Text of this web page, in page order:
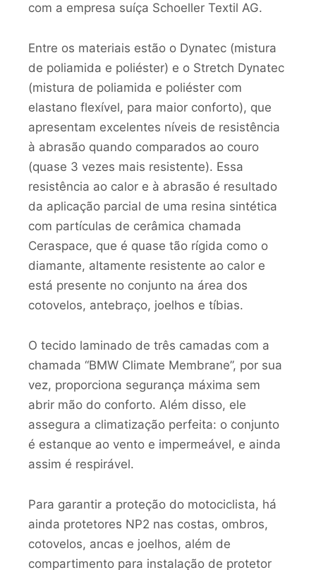
com a empresa suíça Schoeller Textil AG.
Entre os materiais estão o Dynatec (mistura
de poliamida e poliéster) e o Stretch Dynatec
(mistura de poliamida e poliéster com
elastano flexível, para maior conforto), que
apresentam excelentes níveis de resistência
à abrasão quando comparados ao couro
(quase 3 vezes mais resistente). Essa
resistência ao calor e à abrasão é resultado
da aplicação parcial de uma resina sintética
com partículas de cerâmica chamada
Ceraspace, que é quase tão rígida como o
diamante, altamente resistente ao calor e
está presente no conjunto na área dos
cotovelos, antebraço, joelhos e tíbias.
O tecido laminado de três camadas com a
chamada “BMW Climate Membrane”, por sua
vez, proporciona segurança máxima sem
abrir mão do conforto. Além disso, ele
assegura a climatização perfeita: o conjunto
é estanque ao vento e impermeável, e ainda
assim é respirável.
Para garantir a proteção do motociclista, há
ainda protetores NP2 nas costas, ombros,
cotovelos, ancas e joelhos, além de
compartimento para instalação de protetor